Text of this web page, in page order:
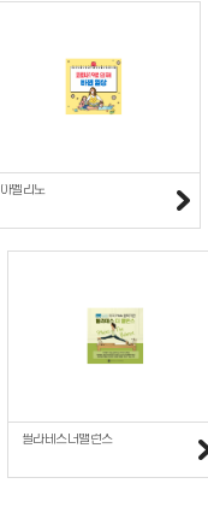
아벨리노
필라테스더밸런스